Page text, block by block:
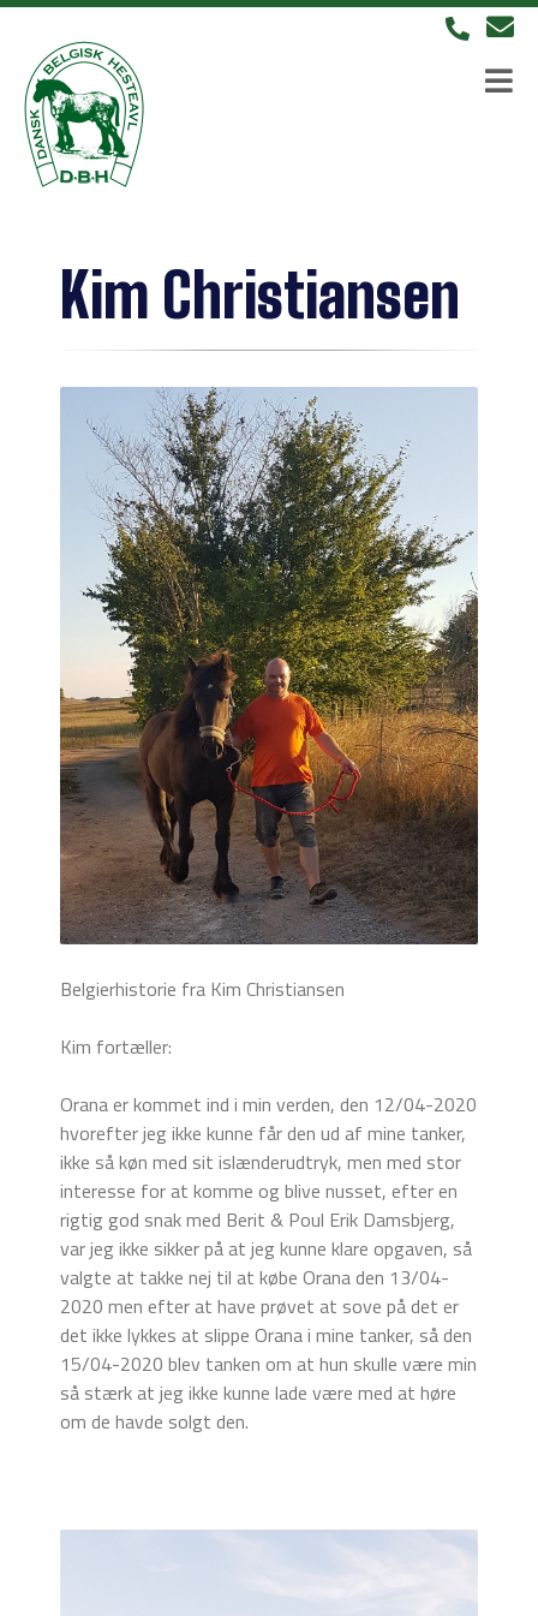
Kim Christiansen
Belgierhistorie fra Kim Christiansen
Kim fortæller:
Orana er kommet ind i min verden, den 12/04-2020
hvorefter jeg ikke kunne får den ud af mine tanker,
ikke så køn med sit islænderudtryk, men med stor
interesse for at komme og blive nusset, efter en
rigtig god snak med Berit & Poul Erik Damsbjerg,
var jeg ikke sikker på at jeg kunne klare opgaven, så
valgte at takke nej til at købe Orana den 13/04-
2020 men efter at have prøvet at sove på det er
det ikke lykkes at slippe Orana i mine tanker, så den
15/04-2020 blev tanken om at hun skulle være min
så stærk at jeg ikke kunne lade være med at høre
om de havde solgt den.